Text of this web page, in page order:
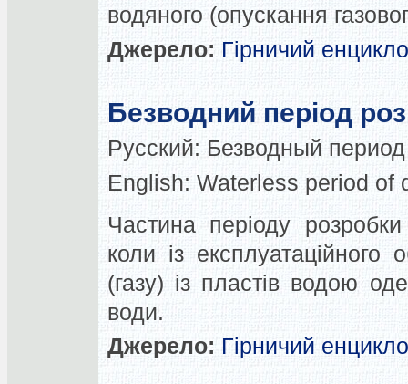
водяного (опускання
Джерело: Гірничий
Безводний період
Русский: Безводный период
English: Waterless period of
Частина періоду
коли із експлуатаційного
(газу) із пластів водою
води.
Джерело: Гірничий